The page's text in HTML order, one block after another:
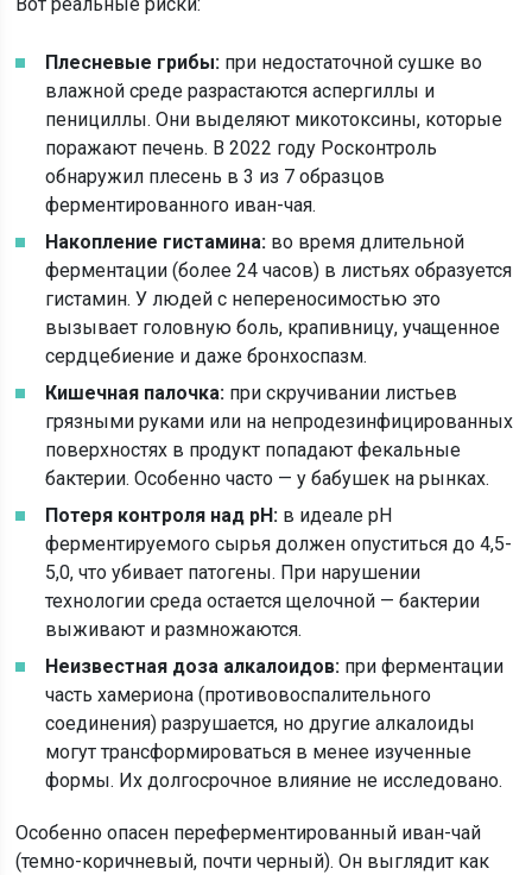
Плесневые грибы: при недостаточной сушке во
влажной среде разрастаются аспергиллы и
пенициллы. Они выделяют микотоксины, которые
поражают печень. В 2022 году Росконтроль
обнаружил плесень в 3 из 7 образцов
ферментированного иван-чая.
Накопление гистамина: во время длительной
ферментации (более 24 часов) в листьях образуется
гистамин. У людей с непереносимостью это
вызывает головную боль, крапивницу, учащенное
сердцебиение и даже бронхоспазм.
Кишечная палочка: при скручивании листьев
грязными руками или на непродезинфицированных
поверхностях в продукт попадают фекальные
бактерии. Особенно часто — у бабушек на рынках.
Потеря контроля над рН: в идеале pH
ферментируемого сырья должен опуститься до 4,5-
5,0, что убивает патогены. При нарушении
технологии среда остается щелочной — бактерии
выживают и размножаются.
Неизвестная доза алкалоидов: при ферментации
часть хамериона (противовоспалительного
соединения) разрушается, но другие алкалоиды
могут трансформироваться в менее изученные
формы. Их долгосрочное влияние не исследовано.
Особенно опасен переферментированный иван-чай
(темно-коричневый, почти черный). Он выглядит как